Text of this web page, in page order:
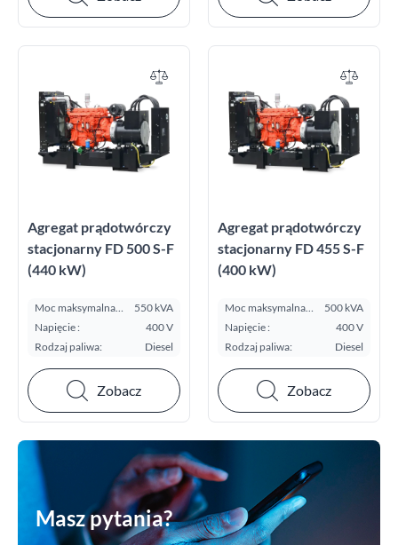
Agregat prądotwórczy
stacjonarny FD 500 S-F
(440 kW)
Moc maksymalna
E.S.P. kVA:
550 kVA
Napięcie :
400 V
Rodzaj paliwa:
Diesel
Zobacz
Agregat prądotwórczy
stacjonarny FD 455 S-F
(400 kW)
Moc maksymalna
E.S.P. kVA:
500 kVA
Napięcie :
400 V
Rodzaj paliwa:
Diesel
Zobacz
Masz pytania?